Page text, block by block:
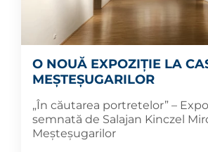
O NOUĂ EXPOZIȚIE LA
MEȘTEȘUGARILOR
„În căutarea portretelor” –
semnată de Salajan Kinczel
Meșteșugarilor